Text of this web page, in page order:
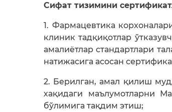
Сифат тизимини
1. Фармацевтика
клиник тадқиқотлар
амалиётлар стандартлари
натижасига асосан
2. Берилган, амал қилиш
хақидаги маълумотларни
бўлимига тақдим этиш;